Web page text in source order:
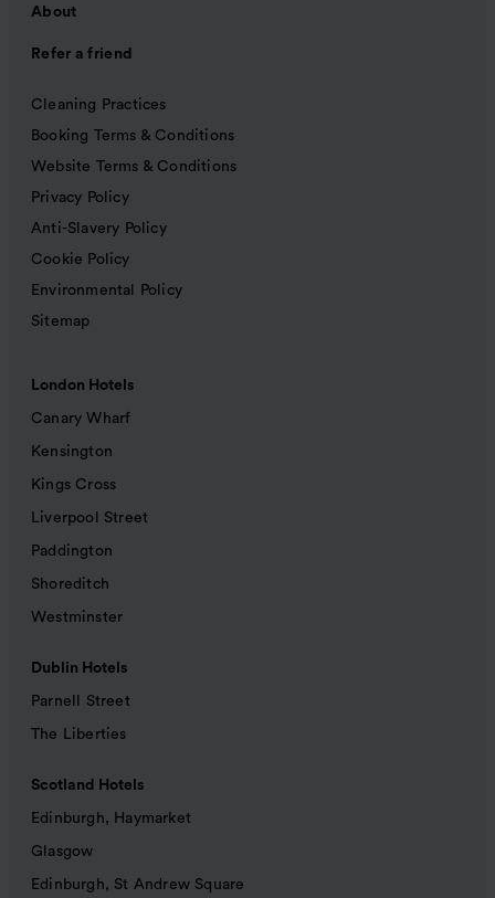
About
Refer a friend
Cleaning Practices
Booking Terms & Conditions
Website Terms & Conditions
Privacy Policy
Anti-Slavery Policy
Cookie Policy
Environmental Policy
Sitemap
London Hotels
Canary Wharf
Kensington
Kings Cross
Liverpool Street
Paddington
Shoreditch
Westminster
Dublin Hotels
Parnell Street
The Liberties
Scotland Hotels
Edinburgh, Haymarket
Glasgow
Edinburgh, St Andrew Square